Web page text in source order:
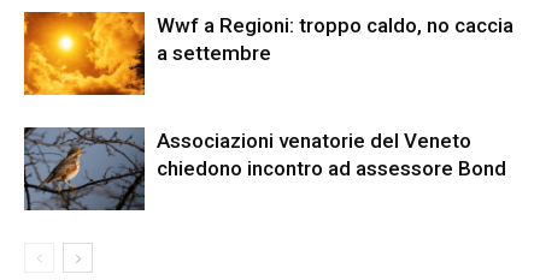
Wwf a Regioni: troppo caldo, no caccia
a settembre
Associazioni venatorie del Veneto
chiedono incontro ad assessore Bond